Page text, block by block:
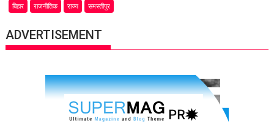
बिहार राजनीतिक राज्य समस्तीपुर
ADVERTISEMENT